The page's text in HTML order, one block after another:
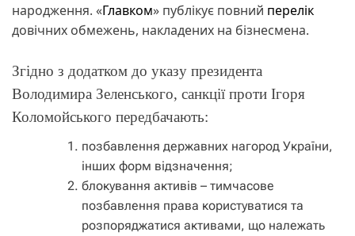
народження. «Главком» публікує повний перелік
довічних обмежень, накладених на бізнесмена.
Згідно з додатком до указу президента
Володимира Зеленського, санкції проти Ігоря
Коломойського передбачають:
позбавлення державних нагород України,
інших форм відзначення;
блокування активів – тимчасове
позбавлення права користуватися та
розпоряджатися активами, що належать